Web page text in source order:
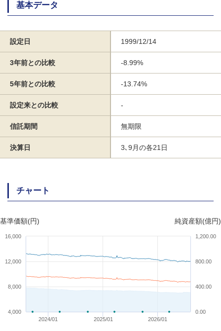
基本データ
設定日 1999/12/14
3年前との比較 -8.99%
5年前との比較 -13.74%
設定来との比較 -
信託期間 無期限
決算日 3､9月の各21日
チャート
基準価額(円) 純資産額(億円)
2024/01 2025/01 2026/01
4,000
8,000
12,000
16,000
0.00
400.00
800.00
1,200.00